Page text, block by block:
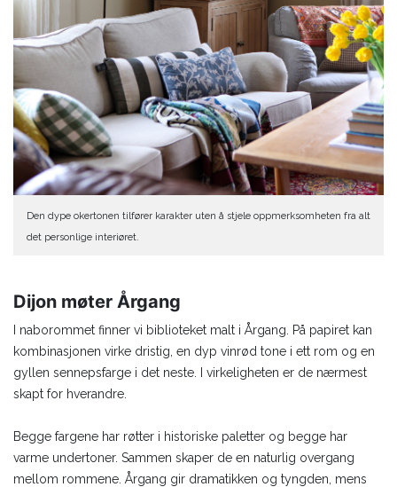
Den dype okertonen tilfører karakter uten å stjele oppmerksomheten fra alt
det personlige interiøret.
Dijon møter Årgang
I naborommet finner vi biblioteket malt i Årgang. På papiret kan
kombinasjonen virke dristig, en dyp vinrød tone i ett rom og en
gyllen sennepsfarge i det neste. I virkeligheten er de nærmest
skapt for hverandre.
Begge fargene har røtter i historiske paletter og begge har
varme undertoner. Sammen skaper de en naturlig overgang
mellom rommene. Årgang gir dramatikken og tyngden, mens